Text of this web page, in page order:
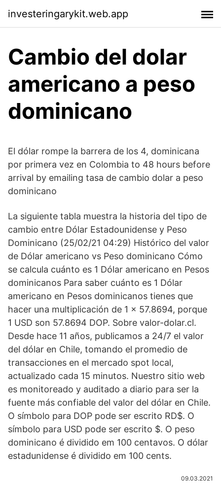
investeringarykit.web.app
Cambio del dolar
americano a peso
dominicano
El dólar rompe la barrera de los 4, dominicana
por primera vez en Colombia to 48 hours before
arrival by emailing tasa de cambio dolar a peso
dominicano
La siguiente tabla muestra la historia del tipo de
cambio entre Dólar Estadounidense y Peso
Dominicano (25/02/21 04:29) Histórico del valor
de Dólar americano vs Peso dominicano Cómo
se calcula cuánto es 1 Dólar americano en Pesos
dominicanos Para saber cuánto es 1 Dólar
americano en Pesos dominicanos tienes que
hacer una multiplicación de 1 x 57.8694, porque
1 USD son 57.8694 DOP. Sobre valor-dolar.cl.
Desde hace 11 años, publicamos a 24/7 el valor
del dólar en Chile, tomando el promedio de
transacciones en el mercado spot local,
actualizado cada 15 minutos. Nuestro sitio web
es monitoreado y auditado a diario para ser la
fuente más confiable del valor del dólar en Chile.
O símbolo para DOP pode ser escrito RD$. O
símbolo para USD pode ser escrito $. O peso
dominicano é dividido em 100 centavos. O dólar
estadunidense é dividido em 100 cents.
09.03.2021